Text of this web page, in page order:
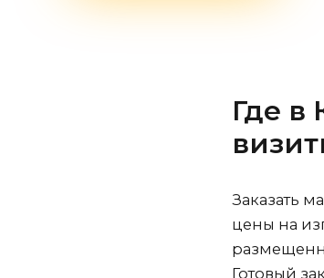
Где в
Заказать
цены на
Готовый